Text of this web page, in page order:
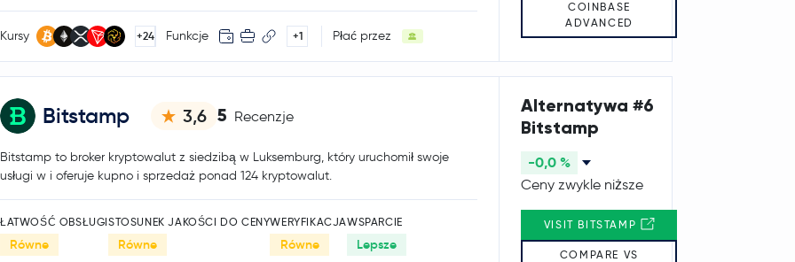
Kursy +24 Funkcje +1 Płać przez
COINBASE
ADVANCED
Bitstamp 3,6 5 Recenzje
Bitstamp to broker kryptowalut z siedzibą w Luksemburg, który uruchomił swoje
usługi w i oferuje kupno i sprzedaż ponad 124 kryptowalut.
ŁATWOŚĆ OBSŁUGI
Równe
STOSUNEK JAKOŚCI DO CENY
Równe
WERYFIKACJA
Równe
WSPARCIE
Lepsze
Alternatywa #6
Bitstamp
-0,0 %
Ceny zwykle niższe
VISIT BITSTAMP
COMPARE VS